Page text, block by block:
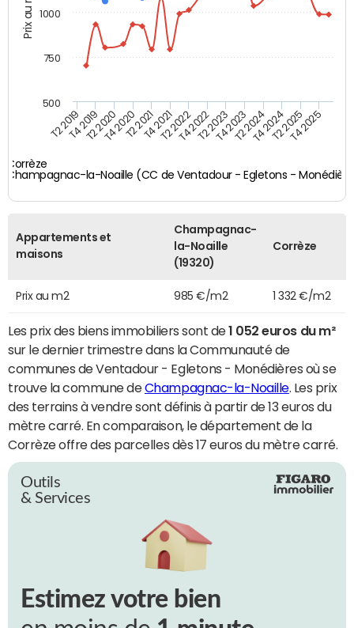
Prix au m2
Corrèze
Champagnac-la-Noaille (CC de Ventadour - Egletons -
T2 2019T4 2019T2 2020T4 2020T2 2021T4 2021T2 2022T4 2022T2 2023T4 2023T2 2024T4 2024T2 2025T4 2025
1000
500
750
Appartements et
maisons
Champagnac-
la-Noaille
(19320)
Corrèze
Prix au m2 985 €/m2 1 332 €/m2
Les prix des biens immobiliers sont de1 052 euros du m²
sur le dernier trimestre dans la Communauté de
communes de Ventadour - Egletons - Monédières où se
trouve la commune deChampagnac-la-Noaille. Les prix
des terrains à vendre sont définis à partir de 13 euros du
mètre carré. En comparaison, le département de la
Corrèze offre des parcelles dès 17 euros du mètre carré.
Outils
& Services
Estimez votre bien